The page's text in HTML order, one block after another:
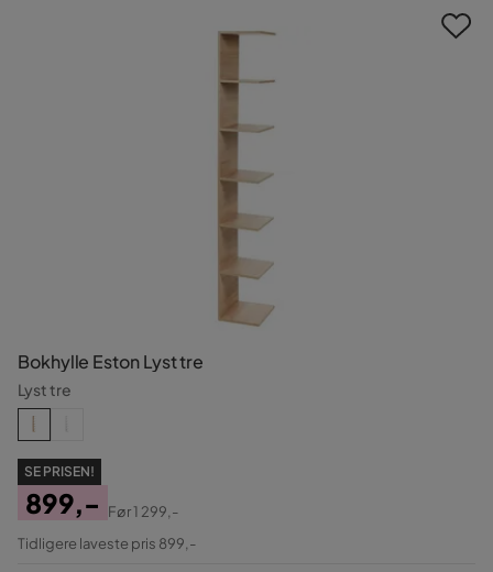
Bokhylle Eston Lyst tre
Lyst tre
SE PRISEN!
Pris
899,-
Original
Før1 299,-
Tidligere laveste pris 899,-